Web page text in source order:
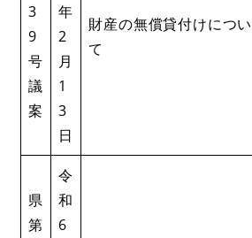
3
9
号
議
案
年
2
月
1
3
日
財産の無償貸付けについ
て
県
第
令
和
6